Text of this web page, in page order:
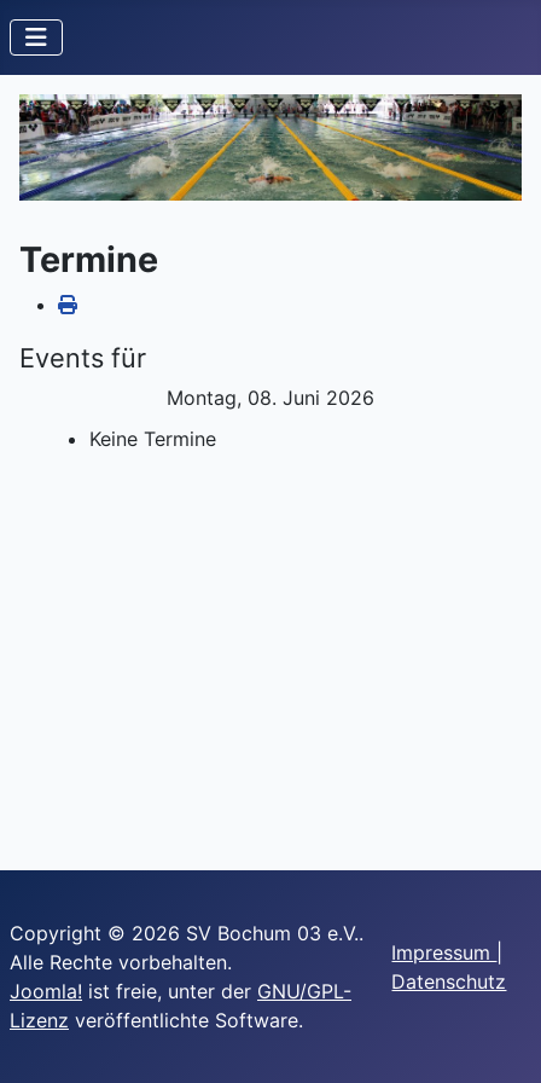
Termine
Events für
Montag, 08. Juni 2026
Keine Termine
Copyright © 2026 SV Bochum 03 e.V..
Alle Rechte vorbehalten.
Joomla! ist freie, unter der GNU/GPL-
Lizenz veröffentlichte Software.
Impressum
Datenschutz